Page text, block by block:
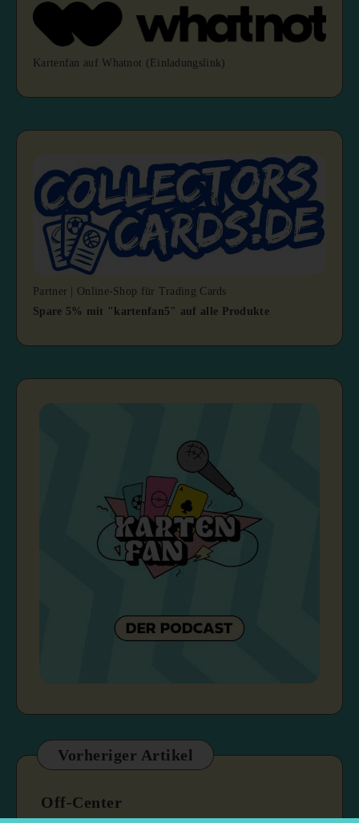
Kartenfan auf Whatnot (Einladungslink)
Partner | Online-Shop für Trading Cards
Spare 5% mit "kartenfan5" auf alle Produkte
Vorheriger Artikel
Off-Center